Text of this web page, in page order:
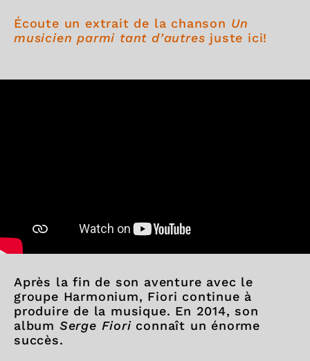
Écoute un extrait de la chanson Un
musicien parmi tant d’autres juste ici!
Après la fin de son aventure avec le
groupe Harmonium, Fiori continue à
produire de la musique. En 2014, son
album Serge Fioriconnaît un énorme
succès.